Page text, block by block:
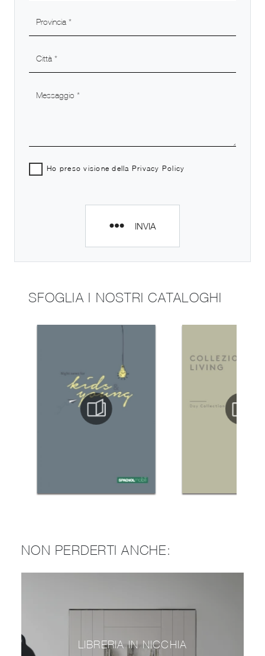
Ho preso visione della Privacy Policy
INVIA
SFOGLIA I NOSTRI CATALOGHI
NON PERDERTI ANCHE:
LIBRERIA IN NICCHIA